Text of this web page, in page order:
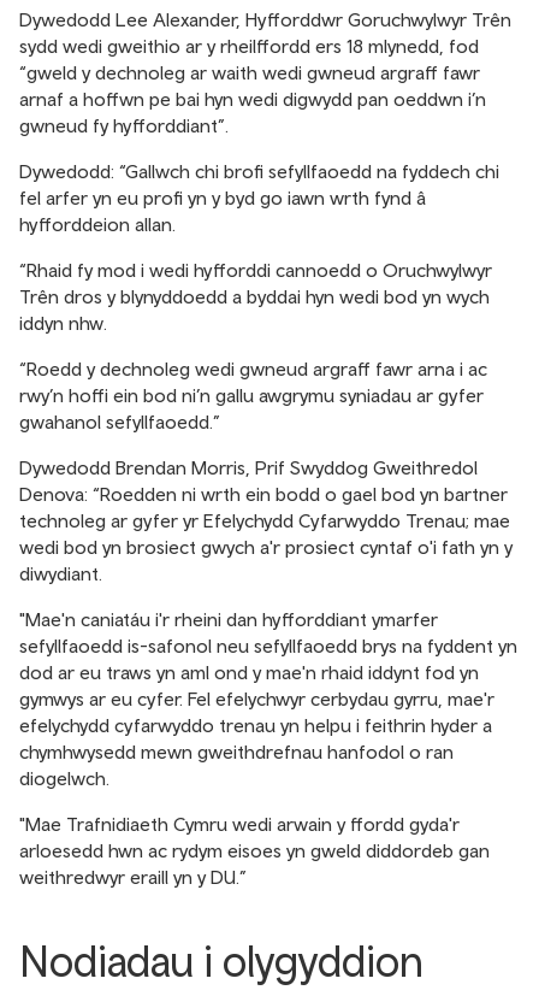
Dywedodd Lee Alexander, Hyfforddwr Goruchwylwyr Trên
sydd wedi gweithio ar y rheilffordd ers 18 mlynedd, fod
“gweld y dechnoleg ar waith wedi gwneud argraff fawr
arnaf a hoffwn pe bai hyn wedi digwydd pan oeddwn i’n
gwneud fy hyfforddiant”.
Dywedodd: “Gallwch chi brofi sefyllfaoedd na fyddech chi
fel arfer yn eu profi yn y byd go iawn wrth fynd â
hyfforddeion allan.
“Rhaid fy mod i wedi hyfforddi cannoedd o Oruchwylwyr
Trên dros y blynyddoedd a byddai hyn wedi bod yn wych
iddyn nhw.
“Roedd y dechnoleg wedi gwneud argraff fawr arna i ac
rwy’n hoffi ein bod ni’n gallu awgrymu syniadau ar gyfer
gwahanol sefyllfaoedd.”
Dywedodd Brendan Morris, Prif Swyddog Gweithredol
Denova: “Roedden ni wrth ein bodd o gael bod yn bartner
technoleg ar gyfer yr Efelychydd Cyfarwyddo Trenau; mae
wedi bod yn brosiect gwych a'r prosiect cyntaf o'i fath yn y
diwydiant.
"Mae'n caniatáu i'r rheini dan hyfforddiant ymarfer
sefyllfaoedd is-safonol neu sefyllfaoedd brys na fyddent yn
dod ar eu traws yn aml ond y mae'n rhaid iddynt fod yn
gymwys ar eu cyfer. Fel efelychwyr cerbydau gyrru, mae'r
efelychydd cyfarwyddo trenau yn helpu i feithrin hyder a
chymhwysedd mewn gweithdrefnau hanfodol o ran
diogelwch.
"Mae Trafnidiaeth Cymru wedi arwain y ffordd gyda'r
arloesedd hwn ac rydym eisoes yn gweld diddordeb gan
weithredwyr eraill yn y DU.”
Nodiadau i olygyddion